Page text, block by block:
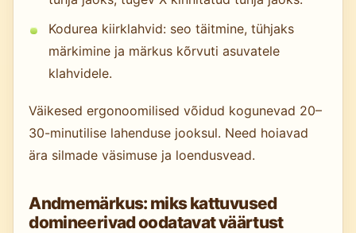
Kodurea kiirklahvid: seo täitmine, tühjaks
märkimine ja märkus kõrvuti asuvatele
klahvidele.
Väikesed ergonoomilised võidud kogunevad 20–
30-minutilise lahenduse jooksul. Need hoiavad
ära silmade väsimuse ja loendusvead.
Andmemärkus: miks kattuvused
domineerivad oodatavat väärtust